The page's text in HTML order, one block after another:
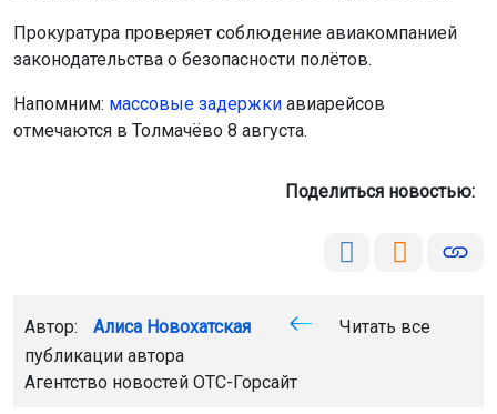
Прокуратура проверяет соблюдение авиакомпанией
законодательства о безопасности полётов.
Напомним: массовые задержки авиарейсов
отмечаются в Толмачёво 8 августа.
Поделиться новостью:
Автор: Алиса Новохатская
Читать все
публикации автора
Агентство новостей ОТС-Горсайт